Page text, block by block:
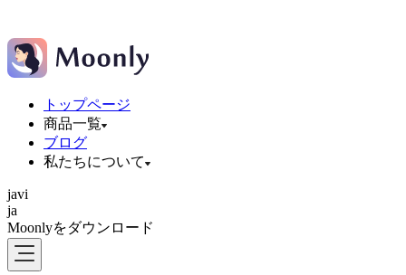
トップページ
商品一覧
ブログ
私たちについて
javi
ja
Moonlyをダウンロード